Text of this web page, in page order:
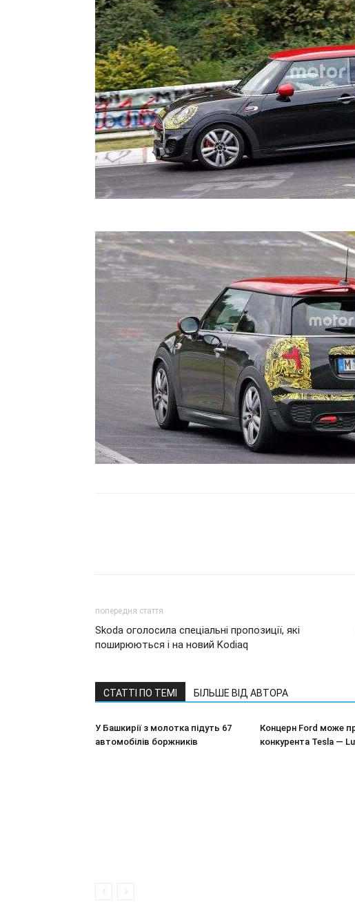
попередня стаття
Skoda оголосила спеціальні пропозиції, які
поширюються і на новий Kodiaq
СТАТТІ ПО ТЕМІ БІЛЬШЕ ВІД АВТОРА
У Башкирії з молотка підуть 67
автомобілів боржників
Концерн Ford може
конкурента Tesla —